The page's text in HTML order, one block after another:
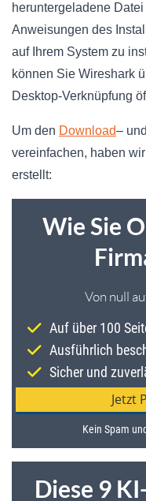
heruntergeladene
Anweisungen des
auf Ihrem System zu
können Sie Wireshark
Desktop-Verknüpfung
Um den Download–
vereinfachen, haben
erstellt: